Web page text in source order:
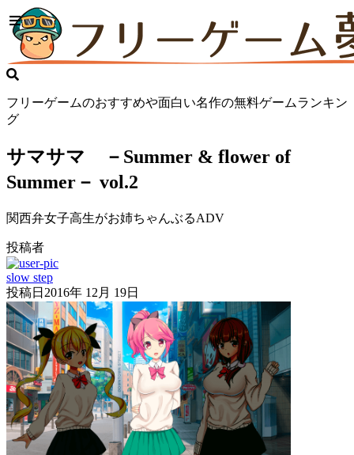
フリーゲームのおすすめや面白い名作の無料ゲームランキン
グ
サマサマ －Summer & flower of
Summer－ vol.2
関西弁女子高生がお姉ちゃんぶるADV
投稿者
slow step
投稿日 2016年 12月 19日